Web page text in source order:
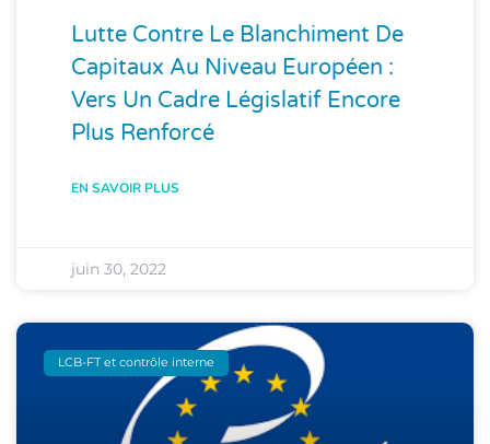
Lutte Contre Le Blanchiment De
Capitaux Au Niveau Européen :
Vers Un Cadre Législatif Encore
Plus Renforcé
EN SAVOIR PLUS
juin 30, 2022
LCB-FT et contrôle interne